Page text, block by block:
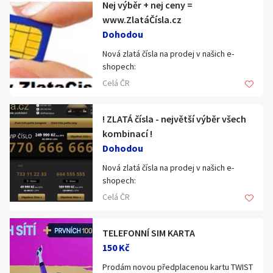
Nej výběr + nej ceny =
www.ZlatáČísla.cz
Dohodou
Nová zlatá čísla na prodej v našich e-
shopech:
www.LevnaCisla.cz - zlatá čísla za nejnižší
ceny
www.VIPcisla.cz - nejlepší VIP zlatá čísla
pro Vaše podnikání
nepoužitá
- stovky zlatých čísel skladem
Celá ČR
! ZLATÁ čísla - největší výběr všech
kombinací !
Dohodou
Nová zlatá čísla na prodej v našich e-
shopech:
www.LevnaCisla.cz - zlatá čísla za nejnižší
Celá ČR
TELEFONNÍ SIM KARTA
150 Kč
Prodám novou předplacenou kartu TWIST
Km
Celá ČR
Jihočeský kraj
Jihomoravský kraj
Zobrazit všechny regiony
Stáří inzerátu
Klíčové slovo:
Neuvedeno
Lokalita:
Neuvedeno
Ráno
E-mail
Souhlasím s personalizací nabídek, zasíláním
marketingových materiálů a upozornění.